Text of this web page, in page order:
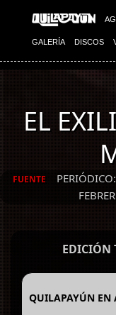
GALERÍA DISCOS
EL
FUENTE
EDICIÓN
QUILAPAYÚN EN